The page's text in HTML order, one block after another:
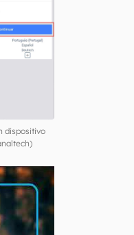
dispositivo